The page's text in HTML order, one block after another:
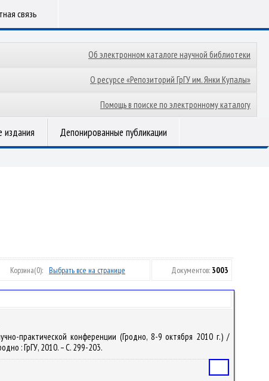
связь
Об электронном каталоге научной библиотеки
О ресурсе «Репозиторий ГрГУ им. Янки Купалы»
Помощь в поиске по электронному каталогу
издания Депонированные публикации
Корзина(0): Выбрать все на странице Документов: 3003
практической конференции (Гродно, 8-9 октября 2010 г.) /
: ГрГУ, 2010. – С. 299-203.